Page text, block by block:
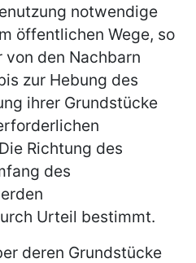
notwendige
öffentlichen Wege, so
von den Nachbarn
zur Hebung des
ihrer Grundstücke
Richtung des
des
Urteil bestimmt.
deren Grundstücke